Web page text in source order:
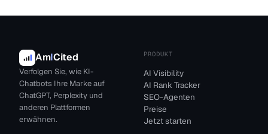
AmICited
Verfolgen Sie, wie KI-
Chatbots Ihre Marke auf
ChatGPT, Perplexity und
anderen Plattformen
erwähnen.
PRODUKT
AI Visibility
AI Rank Tracker
SEO-Agenten
Preise
Jetzt starten